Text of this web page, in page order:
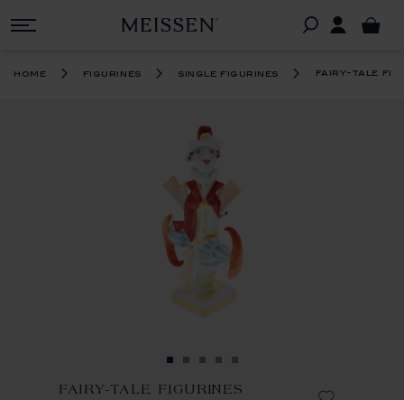
home figurines single figurines fairy-tale
FAIRY-TALE FIGURINES